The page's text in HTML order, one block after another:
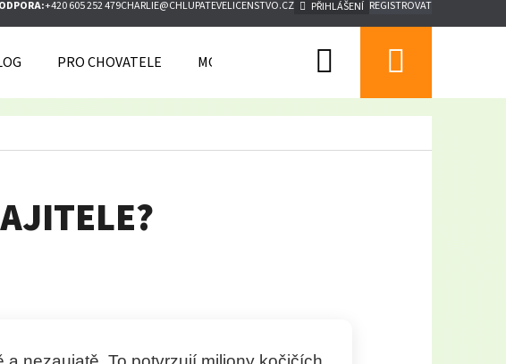
+420 605 252 479CHARLIE@CHLUPATEVELICENSTVO.CZ PŘIHLÁŠENÍ REGISTROVAT
PRO CHOVATELE MOJE OBJEDNÁVKA Hledat